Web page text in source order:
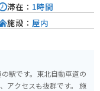
駅です。東北自動車道の
クセスも抜群です。 施
滞在： 1時間
施設： 屋内